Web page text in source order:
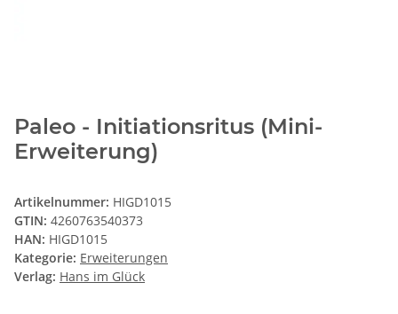
Paleo - Initiationsritus (Mini-
Erweiterung)
Artikelnummer: HIGD1015
GTIN: 4260763540373
HAN: HIGD1015
Kategorie: Erweiterungen
Verlag: Hans im Glück